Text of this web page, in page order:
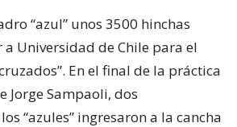
“azul” unos 3500 hinchas
Universidad de Chile para el
En el final de la práctica
Jorge Sampaoli, dos
“azules” ingresaron a la cancha